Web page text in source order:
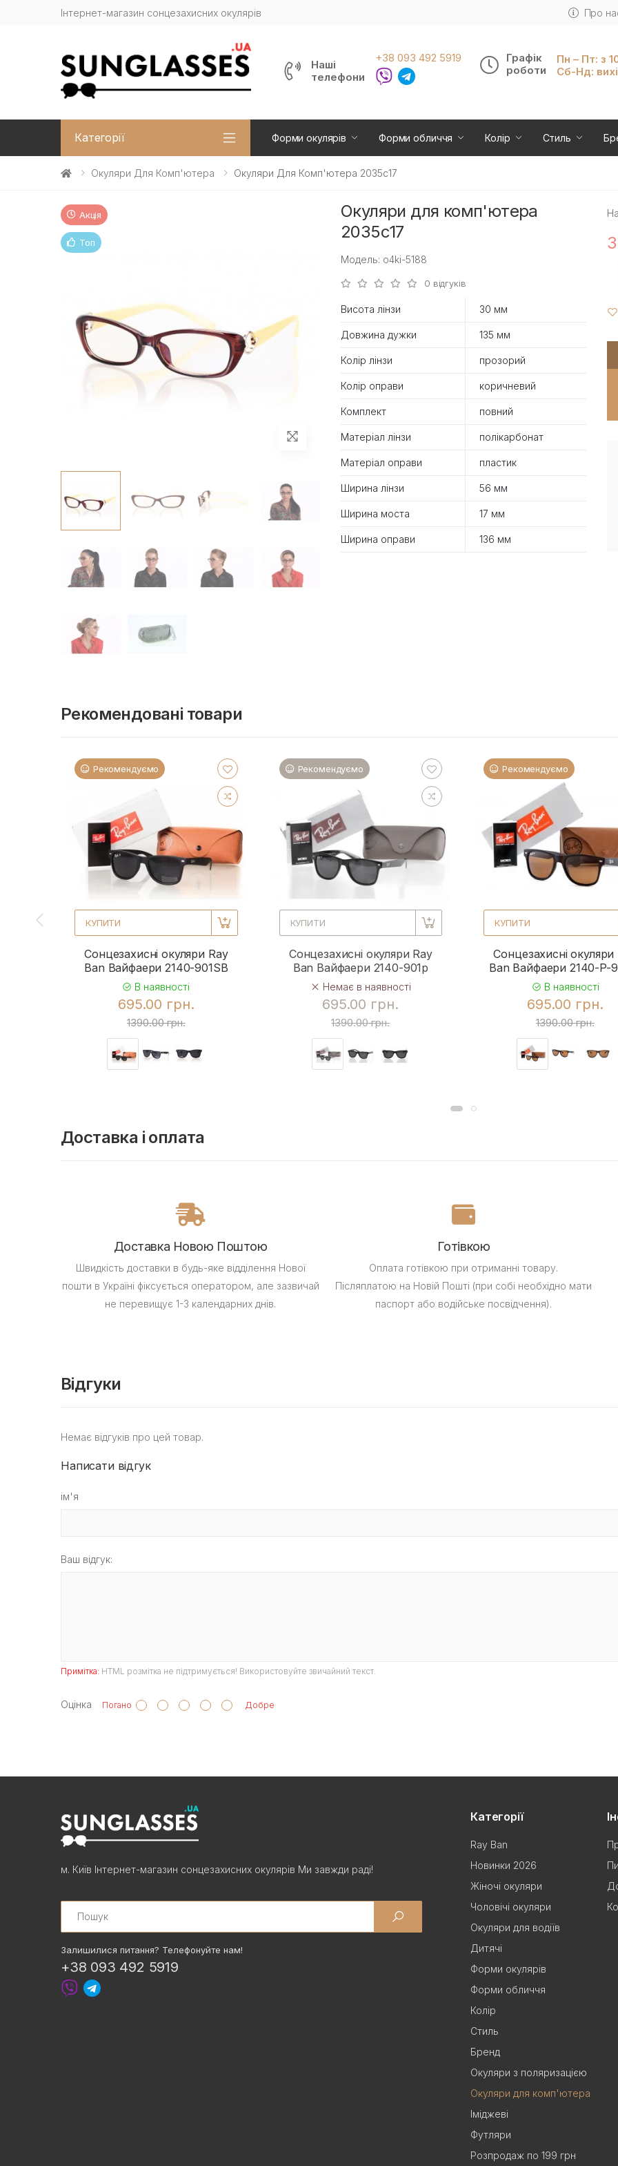
Інтернет-магазин сонцезахисних окулярів Про
Наші
телефони
+38 093 492 5919
Графік
роботи
Пн – Пт: з
Сб-Нд:
Категорії Форми окулярів Форми обличчя Колір Стиль
Окуляри Для Комп'ютера Окуляри Для Комп'ютера 2035c17
Акція
Топ
Окуляри для комп'ютера
2035c17
Модель: o4ki-5188
0 відгуків
Висота лінзи 30 мм
Довжина дужки 135 мм
Колір лінзи прозорий
Колір оправи коричневий
Комплект повний
Матеріал лінзи полікарбонат
Матеріал оправи пластик
Ширина лінзи 56 мм
Ширина моста 17 мм
Ширина оправи 136 мм
Рекомендовані товари
Рекомендуємо
КУПИТИ
Сонцезахисні окуляри Ray
Ban Вайфаери 2140-901SB
В наявності
695.00 грн.
1390.00 грн.
Рекомендуємо
КУПИТИ
Сонцезахисні окуляри Ray
Ban Вайфаери 2140-901p
Немає в наявності
695.00 грн.
1390.00 грн.
Рекомендуємо
КУПИТИ
Сонцезахисні окуляри
Ban Вайфаери 2140-P-
В наявності
695.00 грн.
1390.00 грн.
Доставка і оплата
Доставка Новою Поштою
Швидкість доставки в будь-яке відділення Нової
пошти в Україні фіксується оператором, але зазвичай
не перевищує 1-3 календарних днів.
Готівкою
Оплата готівкою при отриманні товару.
Післяплатою на Новій Пошті (при собі необхідно мати
паспорт або водійське посвідчення).
Відгуки
Немає відгуків про цей товар.
Написати відгук
ім'я
Ваш відгук:
Примітка: HTML розмітка не підтримується! Використовуйте звичайний текст.
Оцінка Погано Добре
м. Київ Інтернет-магазин сонцезахисних окулярів Ми завжди раді!
Search
Залишилися питання? Телефонуйте нам!
+38 093 492 5919
Категорії
Ray Ban
Новинки 2026
Жіночі окуляри
Чоловічі окуляри
Окуляри для водіїв
Дитячі
Форми окулярів
Форми обличчя
Колір
Стиль
Бренд
Окуляри з поляризацією
Окуляри для комп'ютера
Іміджеві
Футляри
Розпродаж по 199 грн